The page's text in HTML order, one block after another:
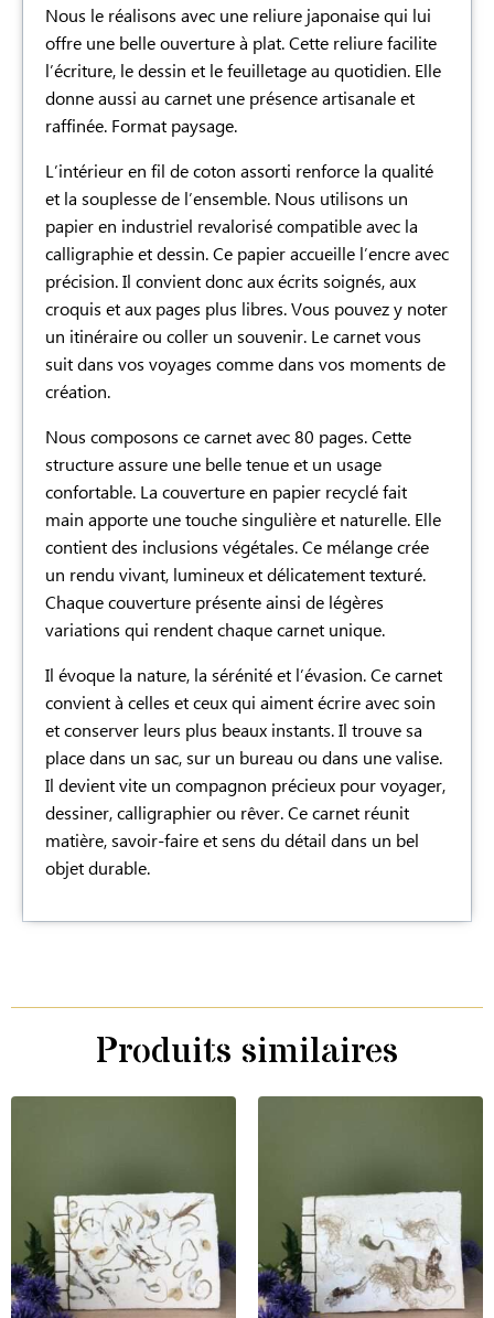
Nous le réalisons avec une reliure japonaise qui lui
offre une belle ouverture à plat. Cette reliure facilite
l’écriture, le dessin et le feuilletage au quotidien. Elle
donne aussi au carnet une présence artisanale et
raffinée. Format paysage.
L’intérieur en fil de coton assorti renforce la qualité
et la souplesse de l’ensemble. Nous utilisons un
papier en industriel revalorisé compatible avec la
calligraphie et dessin. Ce papier accueille l’encre avec
précision. Il convient donc aux écrits soignés, aux
croquis et aux pages plus libres. Vous pouvez y noter
un itinéraire ou coller un souvenir. Le carnet vous
suit dans vos voyages comme dans vos moments de
création.
Nous composons ce carnet avec 80 pages. Cette
structure assure une belle tenue et un usage
confortable. La couverture en papier recyclé fait
main apporte une touche singulière et naturelle. Elle
contient des inclusions végétales. Ce mélange crée
un rendu vivant, lumineux et délicatement texturé.
Chaque couverture présente ainsi de légères
variations qui rendent chaque carnet unique.
Il évoque la nature, la sérénité et l’évasion. Ce carnet
convient à celles et ceux qui aiment écrire avec soin
et conserver leurs plus beaux instants. Il trouve sa
place dans un sac, sur un bureau ou dans une valise.
Il devient vite un compagnon précieux pour voyager,
dessiner, calligraphier ou rêver. Ce carnet réunit
matière, savoir-faire et sens du détail dans un bel
objet durable.
Produits similaires